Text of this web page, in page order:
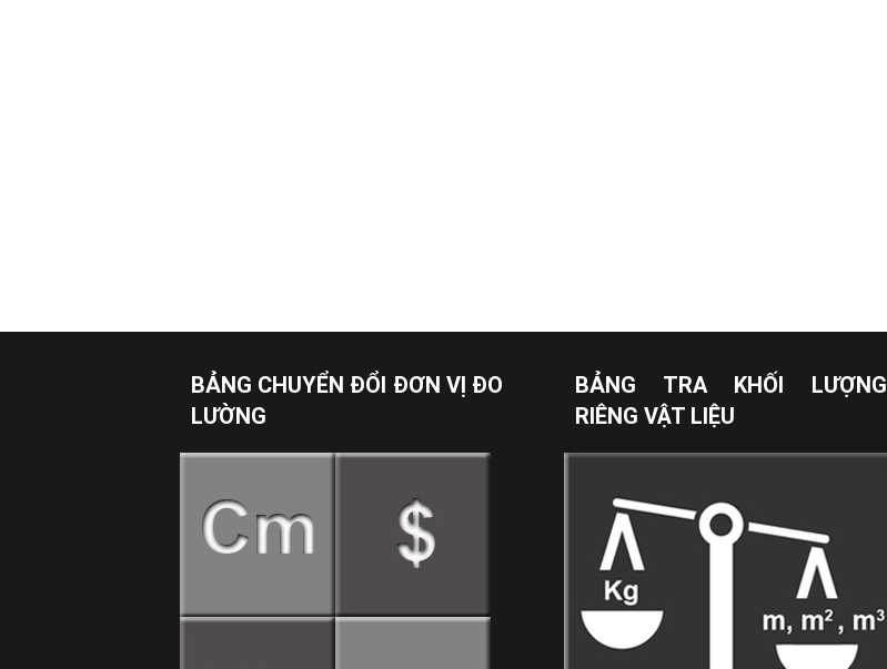
BẢNG CHUYỂN ĐỔI ĐƠN VỊ ĐO
LƯỜNG
BẢNG TRA KHỐI LƯỢNG
RIÊNG VẬT LIỆU